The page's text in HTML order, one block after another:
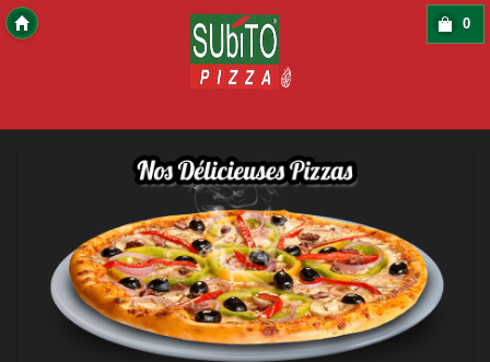
0
Copyright 2016 Des-Click Com